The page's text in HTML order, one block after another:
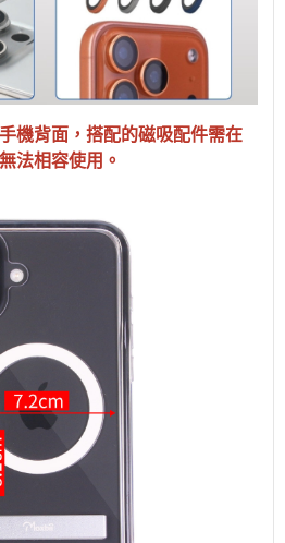
機背面，搭配的磁吸配件需在
法相容使用。